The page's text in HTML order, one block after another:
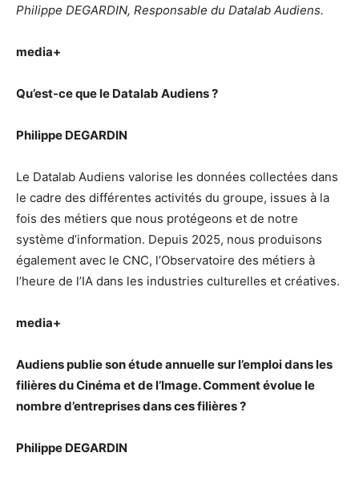
Philippe DEGARDIN, Responsable du Datalab Audiens.
media+
Qu’est-ce que le Datalab Audiens ?
Philippe DEGARDIN
Le Datalab Audiens valorise les données collectées dans
le cadre des différentes activités du groupe, issues à la
fois des métiers que nous protégeons et de notre
système d’information. Depuis 2025, nous produisons
également avec le CNC, l’Observatoire des métiers à
l’heure de l’IA dans les industries culturelles et créatives.
media+
Audiens publie son étude annuelle sur l’emploi dans les
filières du Cinéma et de l’Image. Comment évolue le
nombre d’entreprises dans ces filières ?
Philippe DEGARDIN